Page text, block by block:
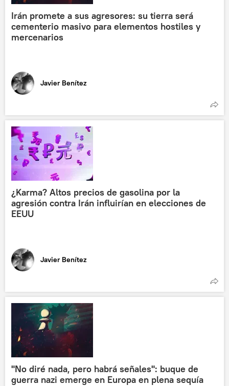
Irán promete a sus agresores: su tierra será
cementerio masivo para elementos hostiles y
mercenarios
Javier Benítez
¿Karma? Altos precios de gasolina por la
agresión contra Irán influirían en elecciones de
EEUU
Javier Benítez
"No diré nada, pero habrá señales": buque de
guerra nazi emerge en Europa en plena sequía